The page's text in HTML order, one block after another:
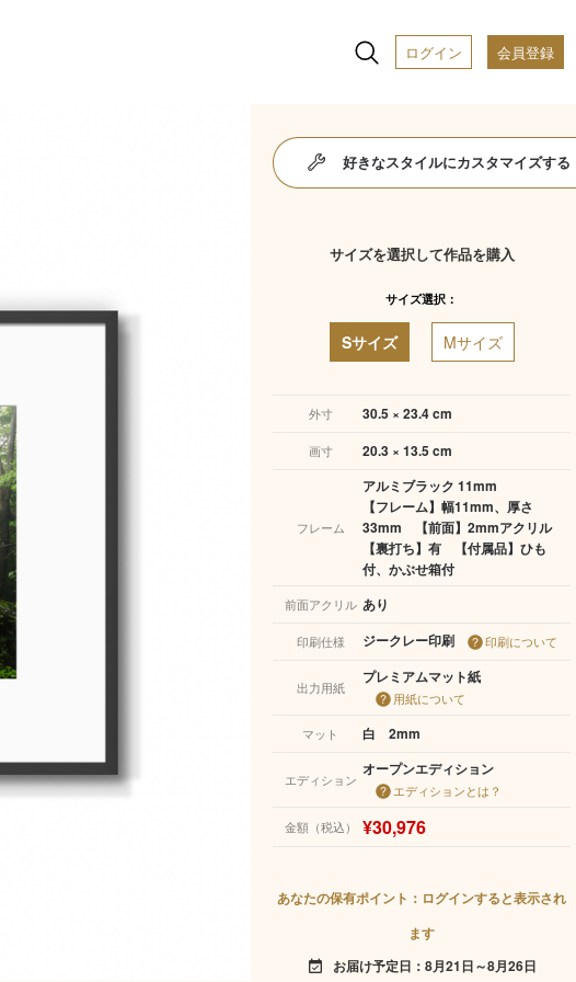
ログイン 会員登録
好きなスタイルにカスタマイズする
サイズを選択して作品を購入
サイズ選択：
Sサイズ Mサイズ
外寸 30.5 × 23.4 cm
画寸 20.3 × 13.5 cm
フレーム
アルミブラック 11mm
【フレーム】幅11mm、厚さ
33mm 【前面】2mmアクリル
【裏打ち】有 【付属品】ひも
付、かぶせ箱付
前面アクリル あり
印刷仕様 ジークレー印刷 印刷について
出力用紙
プレミアムマット紙
用紙について
マット
白 2mm
エディション
オープンエディション
エディションとは？
金額（税込） ¥30,976
あなたの保有ポイント：ログインすると表示され
ます
event_available お届け予定日：8月21日～8月26日